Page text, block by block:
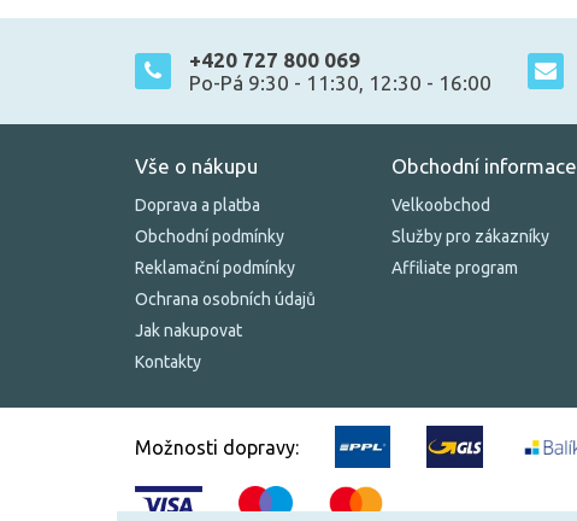
+420 727 800 069
Po-Pá 9:30 - 11:30, 12:30 - 16:00
Vše o nákupu
Doprava a platba
Obchodní podmínky
Reklamační podmínky
Ochrana osobních údajů
Jak nakupovat
Kontakty
Obchodní informace
Velkoobchod
Služby pro zákazníky
Affiliate program
Možnosti dopravy: